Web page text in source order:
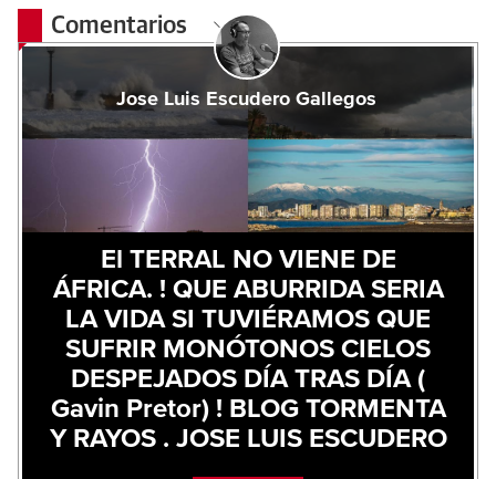
Comentarios
Jose Luis Escudero Gallegos
El TERRAL NO VIENE DE
ÁFRICA. ! QUE ABURRIDA SERIA
LA VIDA SI TUVIÉRAMOS QUE
SUFRIR MONÓTONOS CIELOS
DESPEJADOS DÍA TRAS DÍA (
Gavin Pretor) ! BLOG TORMENTA
Y RAYOS . JOSE LUIS ESCUDERO